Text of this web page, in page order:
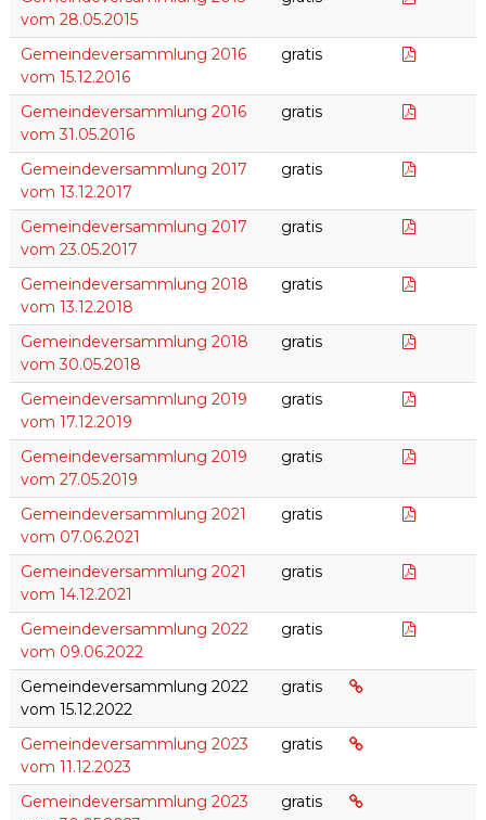
vom 28.05.2015
Gemeindeversammlung 2016
vom 15.12.2016
gratis
Gemeindeversammlung 2016
vom 31.05.2016
gratis
Gemeindeversammlung 2017
vom 13.12.2017
gratis
Gemeindeversammlung 2017
vom 23.05.2017
gratis
Gemeindeversammlung 2018
vom 13.12.2018
gratis
Gemeindeversammlung 2018
vom 30.05.2018
gratis
Gemeindeversammlung 2019
vom 17.12.2019
gratis
Gemeindeversammlung 2019
vom 27.05.2019
gratis
Gemeindeversammlung 2021
vom 07.06.2021
gratis
Gemeindeversammlung 2021
vom 14.12.2021
gratis
Gemeindeversammlung 2022
vom 09.06.2022
gratis
Gemeindeversammlung 2022
vom 15.12.2022
gratis
Gemeindeversammlung 2023
vom 11.12.2023
gratis
Gemeindeversammlung 2023
gratis